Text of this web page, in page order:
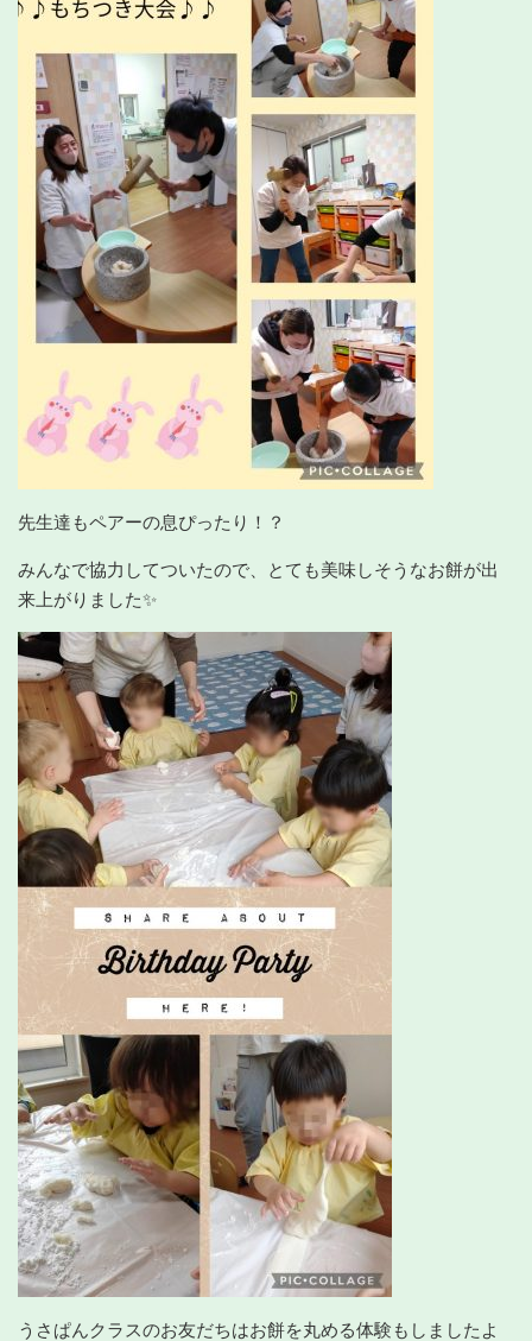
先生達もペアーの息ぴったり！？
みんなで協力してついたので、とても美味しそうなお餅が出
来上がりました✨
うさぱんクラスのお友だちはお餅を丸める体験もしましたよ